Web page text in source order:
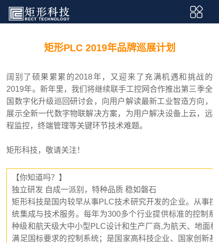
矩形PLC 2019年品牌巡展计划
阔别了硕果累累的2018年，又迎来了充满机遇和挑战的
2019年。新年里，我们将继续联手工控网合作推出第三季全
国数字化升级巡回研讨会，向用户解读最新工业智造方向，
展示全新一代数字物联解决方案，为用户解决设备上云，远
程监控，终端管理等关键环节技术难题。
矩形科技，敬请关注！
【你知道吗？】
独立研发 自成一派别，特种品质 稳如磐石
矩形科技是国内较早从事PLC技术研究开发的企业。从事
统集成与技术服务。每年为300多个行业提供标准的控制
种级和航天级大中小型PLC设计和生产厂商,为航天、地面
满足国标要求的控制系统；是国家高科技企业、国家创新